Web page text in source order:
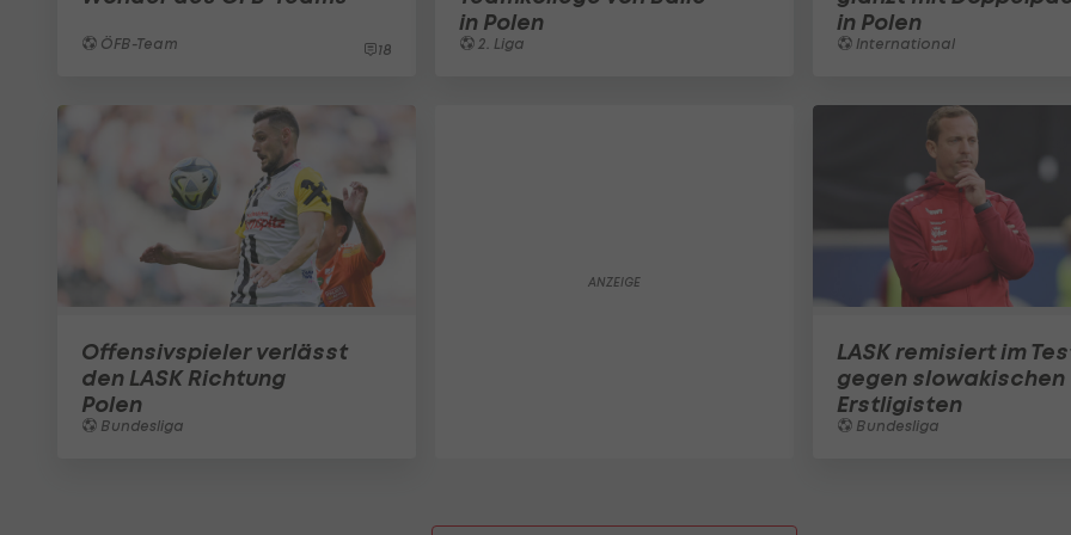
ÖFB-Team 18
in Polen
2. Liga
in Polen
International
Offensivspieler verlässt
den LASK Richtung
Polen
Bundesliga
LASK remisiert im
gegen slowakischen
Erstligisten
Bundesliga